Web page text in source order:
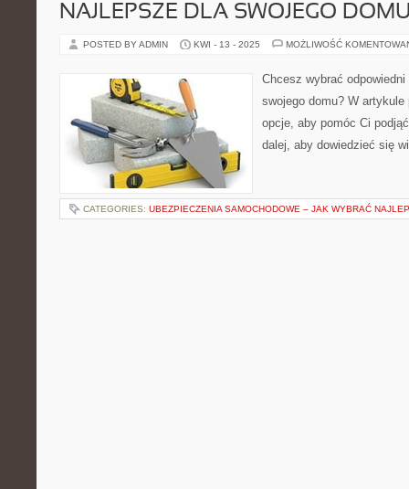
NAJLEPSZE DLA SWOJEGO
POSTED BY ADMIN KWI - 13 - 2025 MOŻLIWOŚĆ
Chcesz wybrać
swojego domu? W
opcje, aby pomóc Ci
dalej, aby dowiedzieć się
CATEGORIES: UBEZPIECZENIA SAMOCHODOWE – JAK WYBRAĆ